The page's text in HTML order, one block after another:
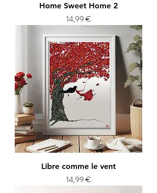
Home Sweet Home 2
Prix
14,99 €
Libre comme le vent
Prix
14,99 €